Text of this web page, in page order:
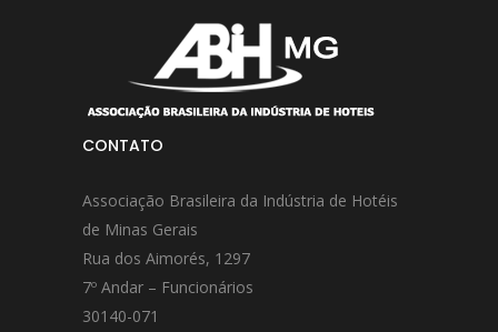
CONTATO
Associação Brasileira da Indústria de Hotéis
de Minas Gerais
Rua dos Aimorés, 1297
7º Andar – Funcionários
30140-071